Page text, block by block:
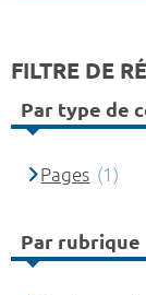
FILTRE DE
Par type de
Pages (1)
Par rubrique